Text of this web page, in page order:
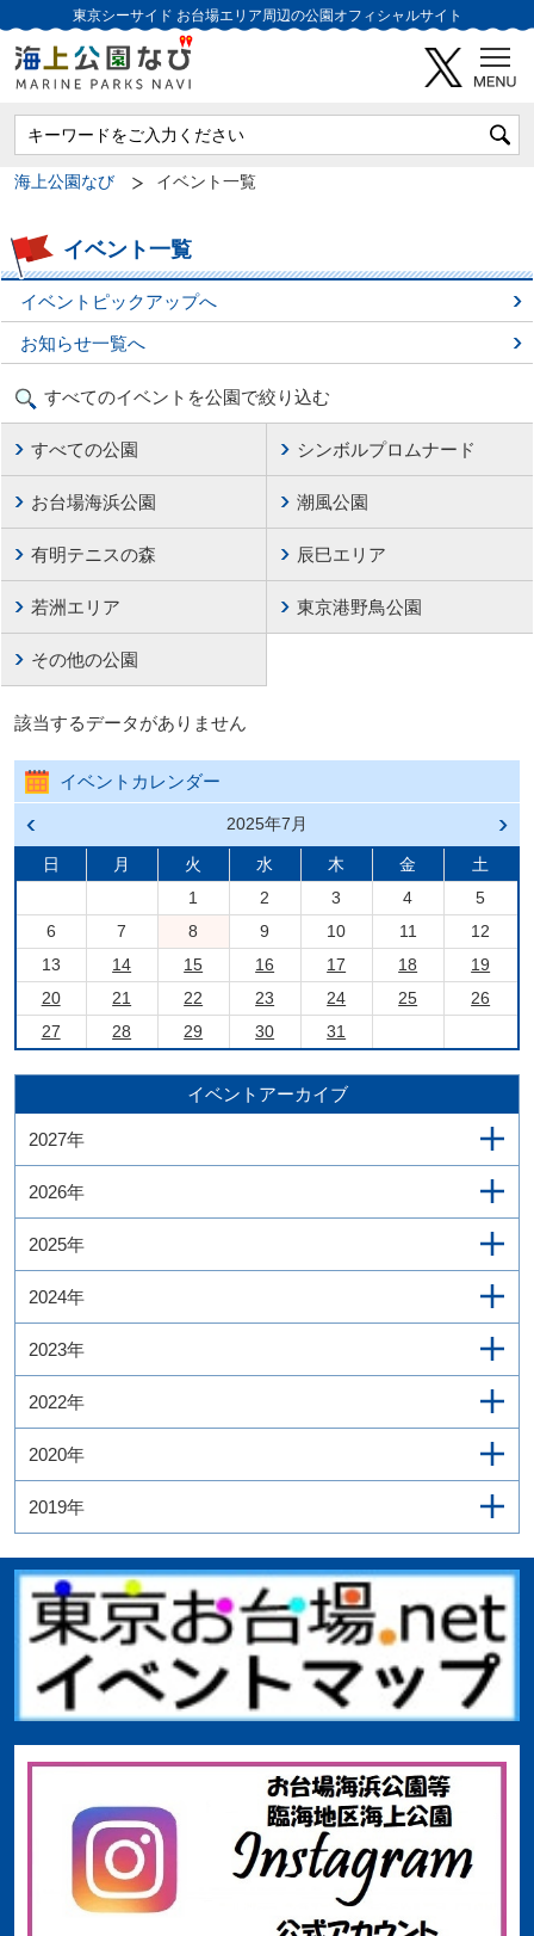
東京シーサイド お台場エリア周辺の公園オフィシャルサイト
海上公園なび イベント一覧
イベント一覧
イベントピックアップへ
お知らせ一覧へ
すべてのイベントを公園で絞り込む
すべての公園 シンボルプロムナード
お台場海浜公園 潮風公園
有明テニスの森 辰巳エリア
若洲エリア 東京港野鳥公園
その他の公園
該当するデータがありません
イベントカレンダー
前の
戻る
2025年7月
次の
進む
日 月 火 水 木 金
土
1
2 3 4
5
6
7 8 9 10 11
12
13
14 15 16 17 18
19
20
21 22 23 24 25
26
27
28 29 30 31
イベントアーカイブ
2027年
2026年
2025年
2024年
2023年
2022年
2020年
2019年